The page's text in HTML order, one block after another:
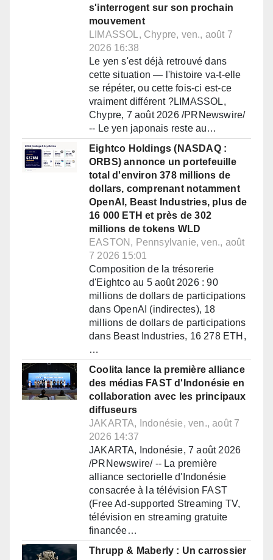
s'interrogent sur son prochain
mouvement
LIMASSOL, Chypre, ven., août 7
2026 16:38
Le yen s'est déjà retrouvé dans
cette situation — l'histoire va-t-elle
se répéter, ou cette fois-ci est-ce
vraiment différent ?LIMASSOL,
Chypre, 7 août 2026 /PRNewswire/
-- Le yen japonais reste au…
Eightco Holdings (NASDAQ :
ORBS) annonce un portefeuille
total d'environ 378 millions de
dollars, comprenant notamment
OpenAI, Beast Industries, plus de
16 000 ETH et près de 302
millions de tokens WLD
EASTON, Pennsylvanie, ven., août
7 2026 15:01
Composition de la trésorerie
d'Eightco au 5 août 2026 : 90
millions de dollars de participations
dans OpenAI (indirectes), 18
millions de dollars de participations
dans Beast Industries, 16 278 ETH,
…
Coolita lance la première alliance
des médias FAST d'Indonésie en
collaboration avec les principaux
diffuseurs
JAKARTA, Indonésie, ven., août 7
2026 14:37
JAKARTA, Indonésie, 7 août 2026
/PRNewswire/ -- La première
alliance sectorielle d'Indonésie
consacrée à la télévision FAST
(Free Ad-supported Streaming TV,
télévision en streaming gratuite
financée…
Thrupp & Maberly : Un carrossier